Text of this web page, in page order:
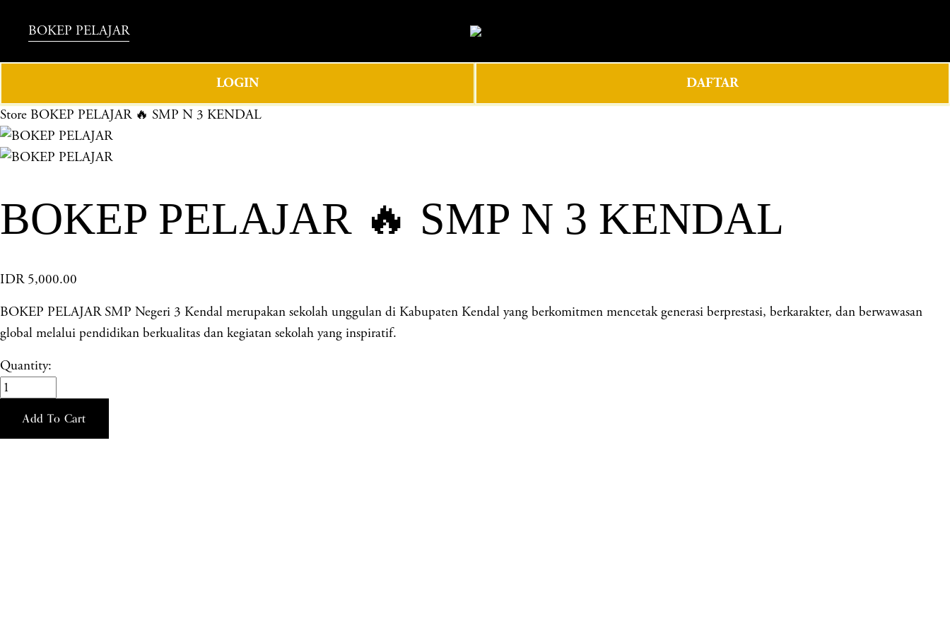
BOKEP PELAJAR
LOGIN DAFTAR
Store BOKEP PELAJAR 🔥 SMP N 3 KENDAL
BOKEP PELAJAR 🔥 SMP N 3 KENDAL
IDR 5,000.00
BOKEP PELAJAR SMP Negeri 3 Kendal merupakan sekolah unggulan di Kabupaten Kendal yang berkomitmen mencetak generasi berprestasi, berkarakter, dan berwawasan
global melalui pendidikan berkualitas dan kegiatan sekolah yang inspiratif.
Quantity:
Add To Cart